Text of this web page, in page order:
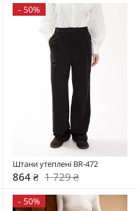
- 50%
Штани утеплені BR-472
864 ₴ 1 729 ₴
- 50%